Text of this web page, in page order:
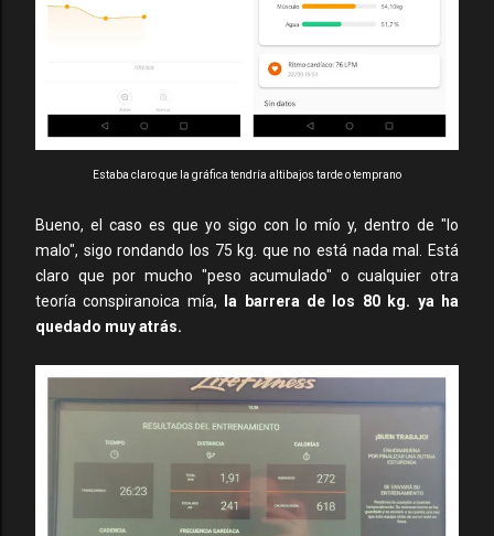
Estaba claro que la gráfica tendría altibajos tarde o temprano
Bueno, el caso es que yo sigo con lo mío y, dentro de "lo
malo", sigo rondando los 75 kg. que no está nada mal. Está
claro que por mucho "peso acumulado" o cualquier otra
teoría conspiranoica mía,
la barrera de los 80 kg. ya ha
quedado muy atrás.